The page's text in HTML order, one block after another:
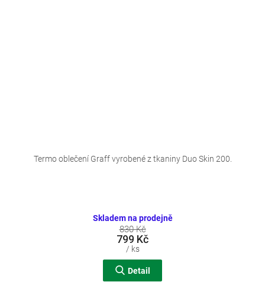
Skladem na prodejně
830 Kč
799 Kč
/ ks
Detail
Termo oblečení Graff vyrobené z tkaniny Duo Skin 200.